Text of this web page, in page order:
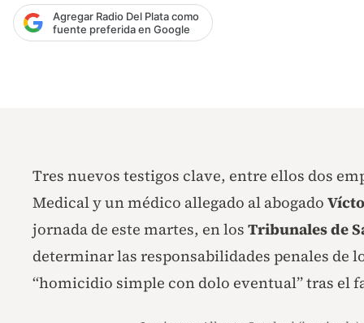
Agregar Radio Del Plata como
fuente preferida en Google
Tres nuevos testigos clave, entre ellos dos
Medical y un médico allegado al abogado
jornada de este martes, en los Tribunales de
determinar las responsabilidades penales de
“homicidio simple con dolo eventual” tras el